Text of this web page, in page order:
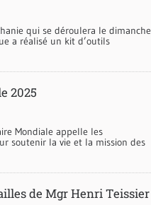
qui se déroulera le dimanche
a réalisé un kit d’outils
2025
Mondiale appelle les
soutenir la vie et la mission des
de Mgr Henri Teissier